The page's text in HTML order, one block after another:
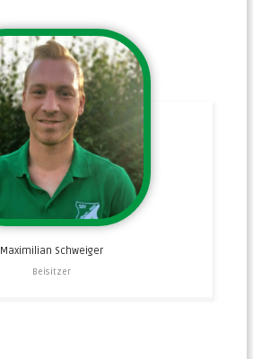
Maximilian Schweiger
Beisitzer